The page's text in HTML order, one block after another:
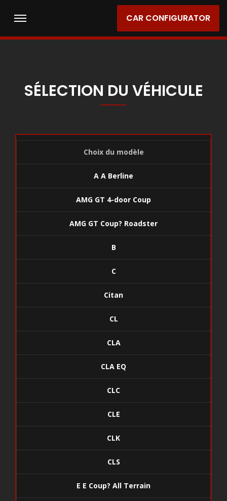
CAR CONFIGURATOR
SÉLECTION DU VÉHICULE
Choix du modèle
A A Berline
AMG GT 4-door Coup
AMG GT Coup? Roadster
B
C
Citan
CL
CLA
CLA EQ
CLC
CLE
CLK
CLS
E E Coup? All Terrain